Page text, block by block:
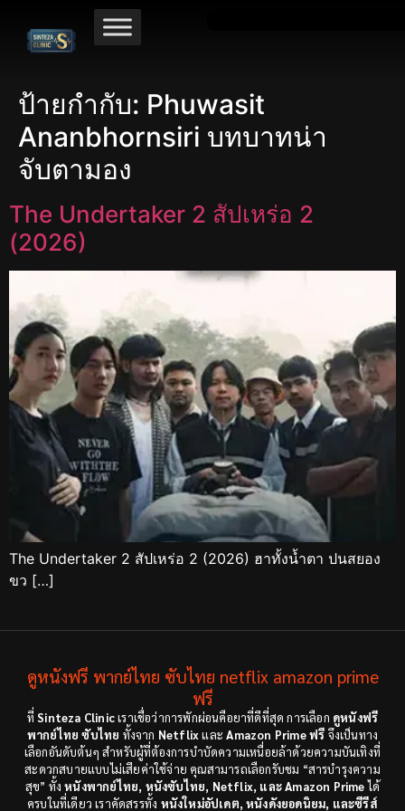
ป้ายกำกับ: Phuwasit
Ananbhornsiri บทบาทน่า
จับตามอง
The Undertaker 2 สัปเหร่อ 2
(2026)
The Undertaker 2 สัปเหร่อ 2 (2026) ฮาทั้งน้ำตา ปนสยอง
ขว […]
ดูหนังฟรี พากย์ไทย ซับไทย netflix amazon prime
ฟรี
ที่Sinteza Clinicเราเชื่อว่าการพักผ่อนคือยาที่ดีที่สุด การเลือก ดูหนังฟรี
พากย์ไทย ซับไทย ทั้งจาก NetflixและAmazon Prime ฟรี จึงเป็นทาง
เลือกอันดับต้นๆ สำหรับผู้ที่ต้องการบำบัดความเหนื่อยล้าด้วยความบันเทิงที่
สะดวกสบายแบบไม่เสียค่าใช้จ่าย คุณสามารถเลือกรับชม “สารบำรุงความ
สุข” ทั้งหนังพากย์ไทย, หนังซับไทย, Netflix, และ Amazon Primeได้
ครบในที่เดียว เราคัดสรรทั้ง หนังใหม่อัปเดต, หนังดังยอดนิยม, และซีรีส์